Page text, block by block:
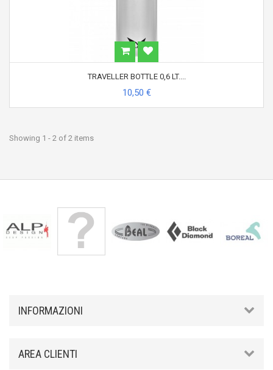
TRAVELLER BOTTLE 0,6 LT....
10,50 €
Showing 1 - 2 of 2 items
INFORMAZIONI
AREA CLIENTI